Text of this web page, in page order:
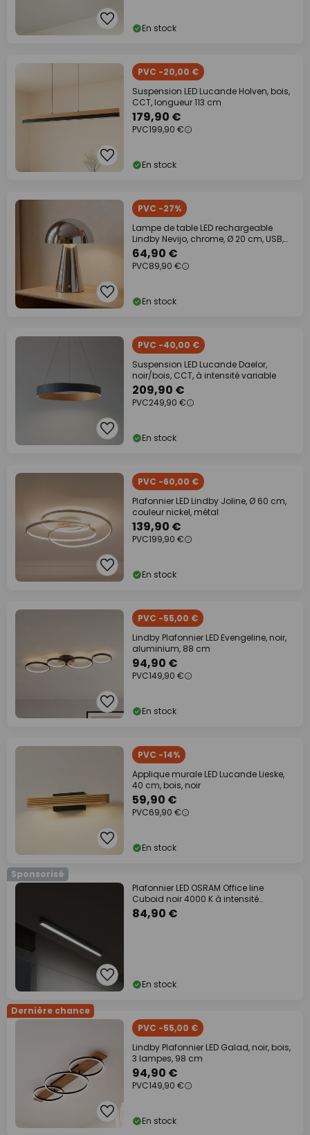
En stock
PVC -20,00 €
Suspension LED Lucande Holven, bois,
CCT, longueur 113 cm
179,90 €
PVC199,90 €
En stock
PVC -27%
Lampe de table LED rechargeable
Lindby Nevijo, chrome, Ø 20 cm, USB,
variateur
64,90 €
PVC89,90 €
En stock
PVC -40,00 €
Suspension LED Lucande Daelor,
noir/bois, CCT, à intensité variable
209,90 €
PVC249,90 €
En stock
PVC -60,00 €
Plafonnier LED Lindby Joline, Ø 60 cm,
couleur nickel, métal
139,90 €
PVC199,90 €
En stock
PVC -55,00 €
Lindby Plafonnier LED Evengeline, noir,
aluminium, 88 cm
94,90 €
PVC149,90 €
En stock
PVC -14%
Applique murale LED Lucande Lieske,
40 cm, bois, noir
59,90 €
PVC69,90 €
En stock
Sponsorisé
Plafonnier LED OSRAM Office line
Cuboid noir 4000 K à intensité
variable
84,90 €
En stock
Dernière chance
PVC -55,00 €
Lindby Plafonnier LED Galad, noir, bois,
3 lampes, 98 cm
94,90 €
PVC149,90 €
En stock